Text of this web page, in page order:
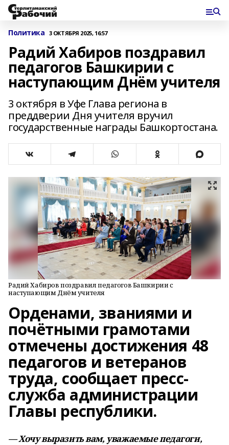
Политика 3 ОКТЯБРЯ 2025, 16:57
Радий Хабиров поздравил
педагогов Башкирии с
наступающим Днём учителя
3 октября в Уфе Глава региона в
преддверии Дня учителя вручил
государственные награды Башкортостана.
Радий Хабиров поздравил педагогов Башкирии с
наступающим Днём учителя
Орденами, званиями и
почётными грамотами
отмечены достижения 48
педагогов и ветеранов
труда, сообщает пресс-
служба администрации
Главы республики.
— Хочу выразить вам, уважаемые педагоги,